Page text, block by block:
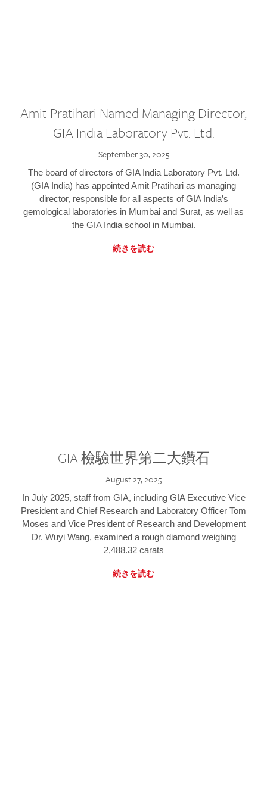
Amit Pratihari Named Managing Director,
GIA India Laboratory Pvt. Ltd.
September 30, 2025
The board of directors of GIA India Laboratory Pvt. Ltd.
(GIA India) has appointed Amit Pratihari as managing
director, responsible for all aspects of GIA India’s
gemological laboratories in Mumbai and Surat, as well as
the GIA India school in Mumbai.
続きを読む
GIA 檢驗世界第二大鑽石
August 27, 2025
In July 2025, staff from GIA, including GIA Executive Vice
President and Chief Research and Laboratory Officer Tom
Moses and Vice President of Research and Development
Dr. Wuyi Wang, examined a rough diamond weighing
2,488.32 carats
続きを読む